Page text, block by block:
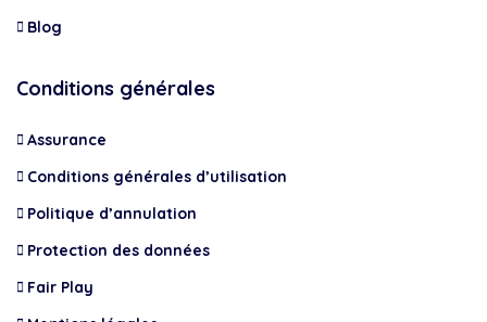
Blog
Conditions générales
Assurance
Conditions générales d’utilisation
Politique d’annulation
Protection des données
Fair Play